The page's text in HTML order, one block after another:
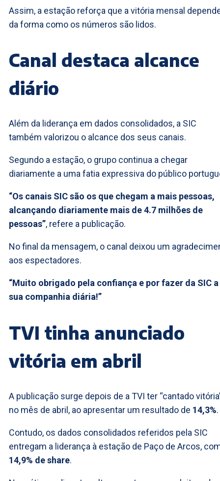
Assim, a estação reforça que a vitória mensal
da forma como os números são lidos.
Canal destaca alcance
diário
Além da liderança em dados consolidados, a SIC
também valorizou o alcance dos seus canais.
Segundo a estação, o grupo continua a chegar
diariamente a uma fatia expressiva do público
“Os canais SIC são os que chegam a mais pessoas,
alcançando diariamente mais de 4.7 milhões de
pessoas”, refere a publicação.
No final da mensagem, o canal deixou um
aos espectadores.
“Muito obrigado pela confiança e por fazer da SIC a
sua companhia diária!”
TVI tinha anunciado
vitória em abril
A publicação surge depois de a TVI ter “cantado
no mês de abril, ao apresentar um resultado de 14,3%.
Contudo, os dados consolidados referidos pela SIC
entregam a liderança à estação de Paço de Arcos,
14,9% de share.